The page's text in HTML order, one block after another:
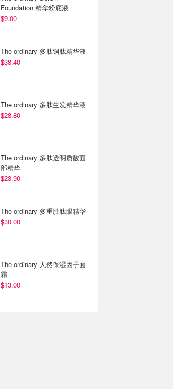
Foundation 精华粉底液
$9.00
The ordinary 多肽铜肽精华液
$38.40
The ordinary 多肽生发精华液
$28.80
The ordinary 多肽透明质酸面
部精华
$23.90
The ordinary 多重胜肽眼精华
$30.00
The ordinary 天然保湿因子面
霜
$13.00